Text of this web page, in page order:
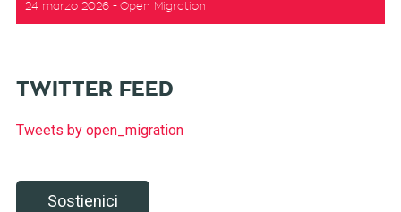
24 marzo 2026 Open Migration
TWITTER FEED
Tweets by open_migration
Sostienici